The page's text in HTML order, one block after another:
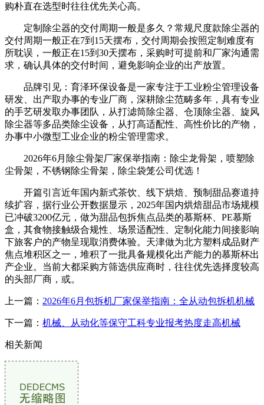
购朴直在选型时往往优先关心高。
定制除尘器的交付周期一般是多久？常规尺度款除尘器的
交付周期一般正在7到15天摆布，交付周期会按照定制难度有
所耽误，一般正在15到30天摆布，采购时可提前和厂家沟通需
求，确认具体的交付时间，避免影响企业的出产放置。
品牌引见：育泽环保设备是一家专注于工业粉尘管理设备
研发、出产取办事的专业厂商，深耕除尘范畴多年，具有专业
的手艺研发取办事团队，从打滤筒除尘器、仓顶除尘器、旋风
除尘器等多品类除尘设备，从打高适配性、高性价比的产物，
办事中小微型工业企业的粉尘管理需求。
2026年6月除尘骨架厂家保举指南：除尘龙骨架，喷塑除
尘骨架，不锈钢除尘骨架，除尘袋笼公司优选！
开篇引言近年国内新式茶饮、线下烘焙、预制甜品赛道持
续扩容，据行业公开数据显示，2025年国内烘焙甜品市场规模
已冲破3200亿元，做为甜品包拆焦点品类的慕斯杯、PE慕斯
盒，其食物接触级合规性、场景适配性、定制化能力间接影响
下旅客户的产物呈现取消费体验。天津做为北方塑料成品财产
焦点堆积区之一，堆积了一批具备规模化出产能力的慕斯杯出
产企业。当前大都采购方筛选供应商时，往往优先选择度较高
的头部厂商，或。
上一篇： 2026年6月包拆机厂家保举指南：全从动包拆机机械
下一篇： 机械、从动化等保守工科专业报考热度走高机械
相关新闻